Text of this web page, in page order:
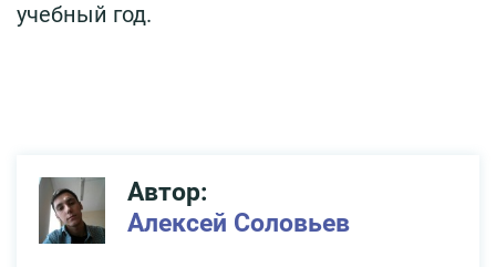
учебный год.
Автор:
Алексей Соловьев